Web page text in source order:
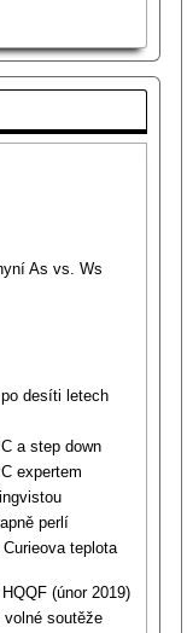
As vs. Ws
desíti letech
a step down
expertem
perlí
teplota
(únor 2019)
soutěže